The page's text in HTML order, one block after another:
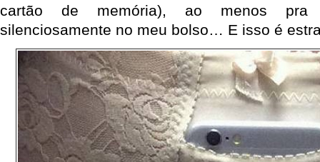
cartão de memória), ao menos
silenciosamente no meu bolso… E isso é